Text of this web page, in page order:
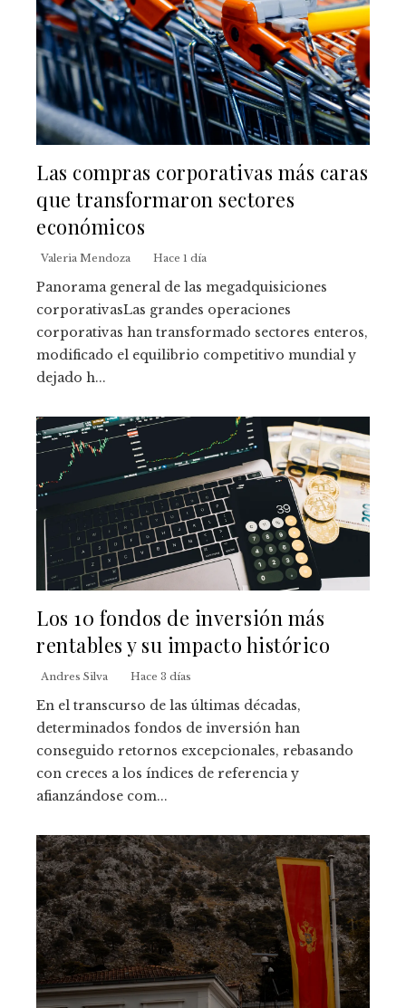
Las compras corporativas más caras
que transformaron sectores
económicos
Valeria Mendoza Hace 1 día
Panorama general de las megadquisiciones
corporativasLas grandes operaciones
corporativas han transformado sectores enteros,
modificado el equilibrio competitivo mundial y
dejado h...
Los 10 fondos de inversión más
rentables y su impacto histórico
Andres Silva Hace 3 días
En el transcurso de las últimas décadas,
determinados fondos de inversión han
conseguido retornos excepcionales, rebasando
con creces a los índices de referencia y
afianzándose com...